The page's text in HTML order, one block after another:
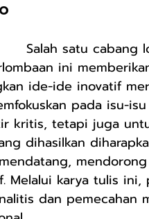
lomba
ini
ide-ide inovatif
pada isu-
kritis, tetapi juga
dihasilkan
Melalui karya tulis ini,
dan pemecahan